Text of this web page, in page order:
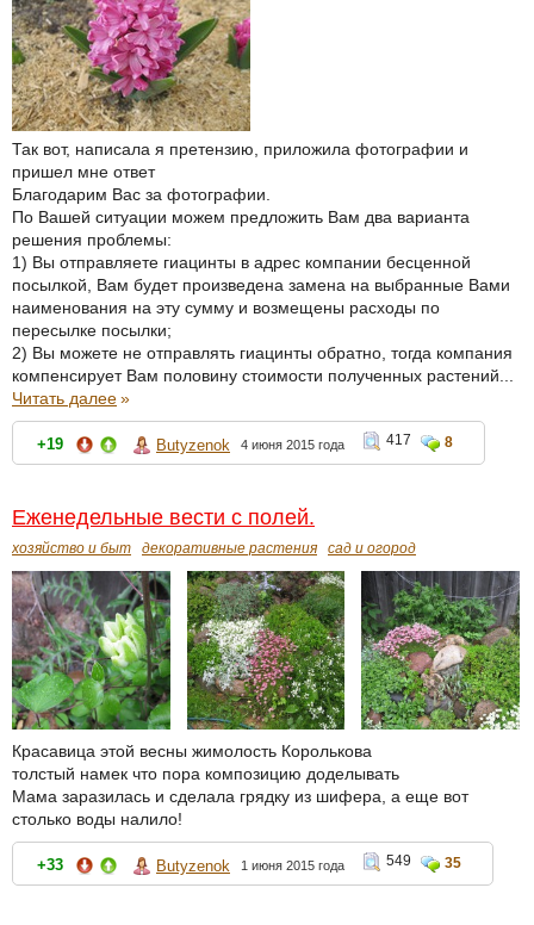
Так вот, написала я претензию, приложила фотографии и
пришел мне ответ
Благодарим Вас за фотографии.
По Вашей ситуации можем предложить Вам два варианта
решения проблемы:
1) Вы отправляете гиацинты в адрес компании бесценной
посылкой, Вам будет произведена замена на выбранные Вами
наименования на эту сумму и возмещены расходы по
пересылке посылки;
2) Вы можете не отправлять гиацинты обратно, тогда компания
компенсирует Вам половину стоимости полученных растений...
Читать далее»
+19 Butyzenok 4 июня 2015 года 417 8
Еженедельные вести с полей.
хозяйство и быт декоративные растения сад и огород
Красавица этой весны жимолость Королькова
толстый намек что пора композицию доделывать
Мама заразилась и сделала грядку из шифера, а еще вот
столько воды налило!
+33 Butyzenok 1 июня 2015 года 549 35